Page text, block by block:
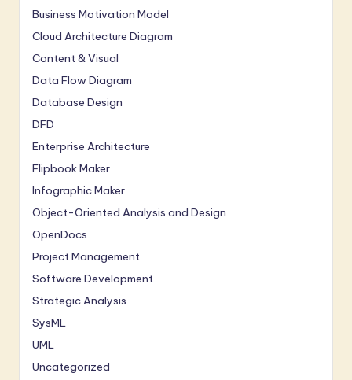
Business Motivation Model
Cloud Architecture Diagram
Content & Visual
Data Flow Diagram
Database Design
DFD
Enterprise Architecture
Flipbook Maker
Infographic Maker
Object-Oriented Analysis and Design
OpenDocs
Project Management
Software Development
Strategic Analysis
SysML
UML
Uncategorized